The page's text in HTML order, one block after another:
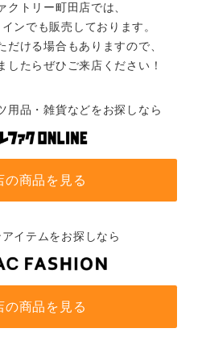
クトリー町田店では、
ンでも販売しております。
だける場合もありますので、
したらぜひご来店ください！
用品・雑貨などをお探しなら
の商品を見る
イテムをお探しなら
の商品を見る